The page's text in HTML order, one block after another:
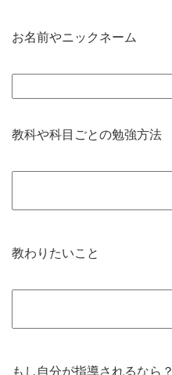
お名前やニックネーム
教科や科目ごとの勉強方法
教わりたいこと
もし自分が指導されるなら？